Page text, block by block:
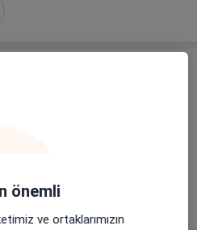
Kağan Türk
önemli
ve ortaklarımızın